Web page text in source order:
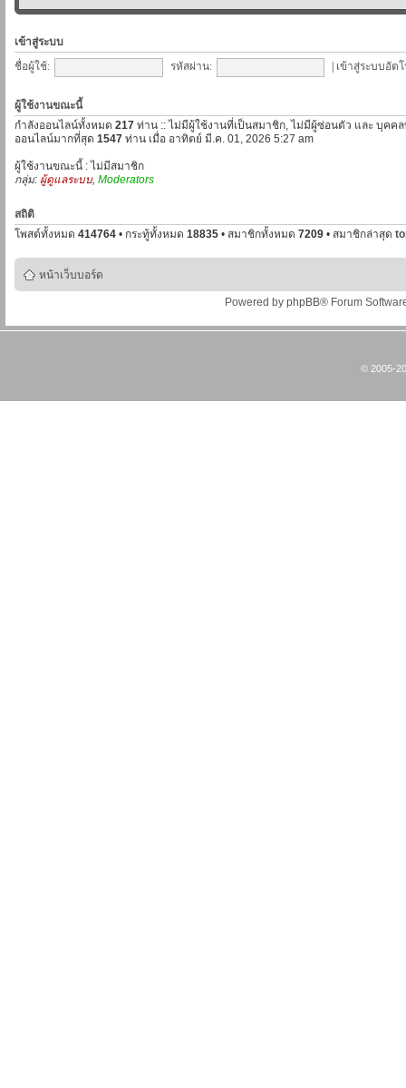
เข้าสู่ระบบ
ชื่อผู้ใช้:
รหัสผ่าน: เข้าสู่ระบบอัต
ผู้ใช้งานขณะนี้
กำลังออนไลน์ทั้งหมด 217 ท่าน :: ไม่มีผู้ใช้งานที่เป็นสมาชิก, ไม่มีผู้ซ่อนตัว และ บุคค
ออนไลน์มากที่สุด 1547 ท่าน เมื่อ อาทิตย์ มี.ค. 01, 2026 5:27 am
ผู้ใช้งานขณะนี้ : ไม่มีสมาชิก
กลุ่ม: ผู้ดูแลระบบ, Moderators
สถิติ
โพสต์ทั้งหมด 414764 • กระทู้ทั้งหมด 18835 • สมาชิกทั้งหมด 7209 • สมาชิกล่าสุด
หน้าเว็บบอร์ด
Powered by phpBB® Forum
© 2005-